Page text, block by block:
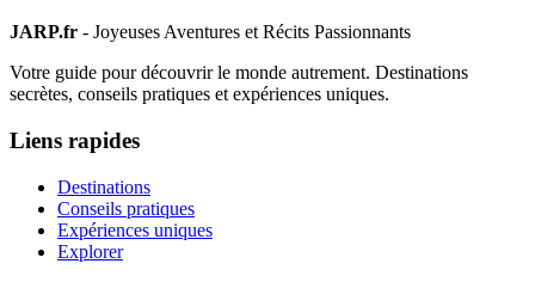
JARP.fr - Joyeuses Aventures et Récits Passionnants
Votre guide pour découvrir le monde autrement. Destinations
secrètes, conseils pratiques et expériences uniques.
Liens rapides
Destinations
Conseils pratiques
Expériences uniques
Explorer